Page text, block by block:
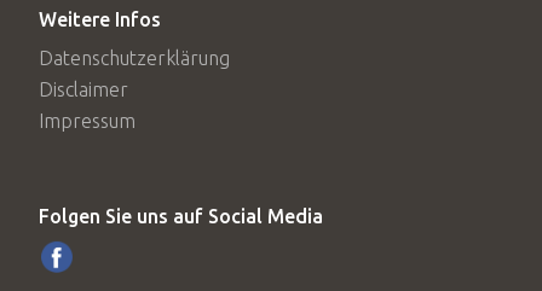
Weitere Infos
Datenschutzerklärung
Disclaimer
Impressum
Folgen Sie uns auf Social Media